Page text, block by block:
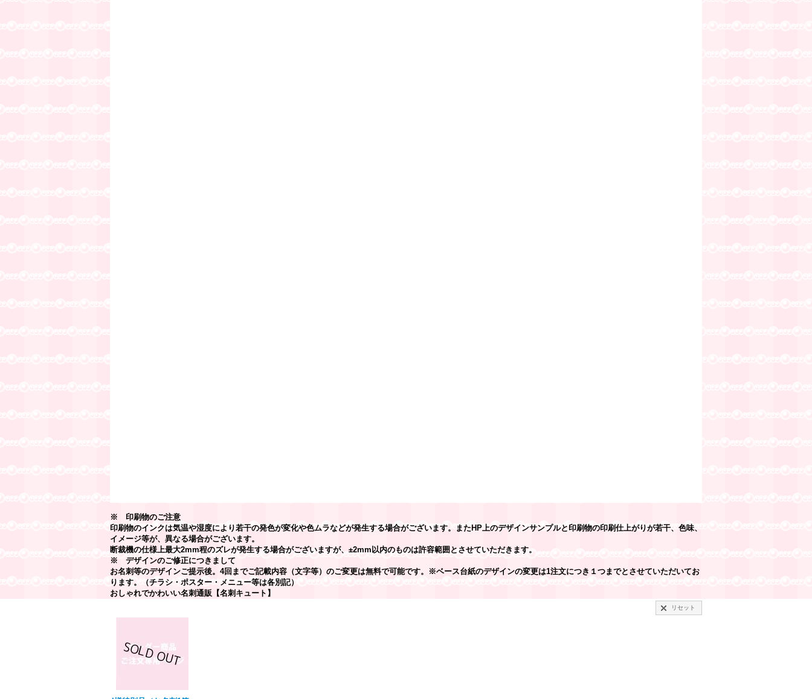
※ 印刷物のご注意
印刷物のインクは気温や湿度により若干の発色が変化や色ムラなどが発生する場合がございます。またHP上のデザインサンプルと印刷物の印刷仕上がりが若干、色味、
イメージ等が、異なる場合がございます。
断裁機の仕様上最大2mm程のズレが発生する場合がございますが、±2mm以内のものは許容範囲とさせていただきます。
※ デザインのご修正につきまして
お名刺等のデザインご提示後。4回までご記載内容（文字等）のご変更は無料で可能です。※ベース台紙のデザインの変更は1注文につき１つまでとさせていただいてお
ります。（チラシ・ポスター・メニュー等は各別記）
おしゃれでかわいい名刺通販【名刺キュート】
リセット